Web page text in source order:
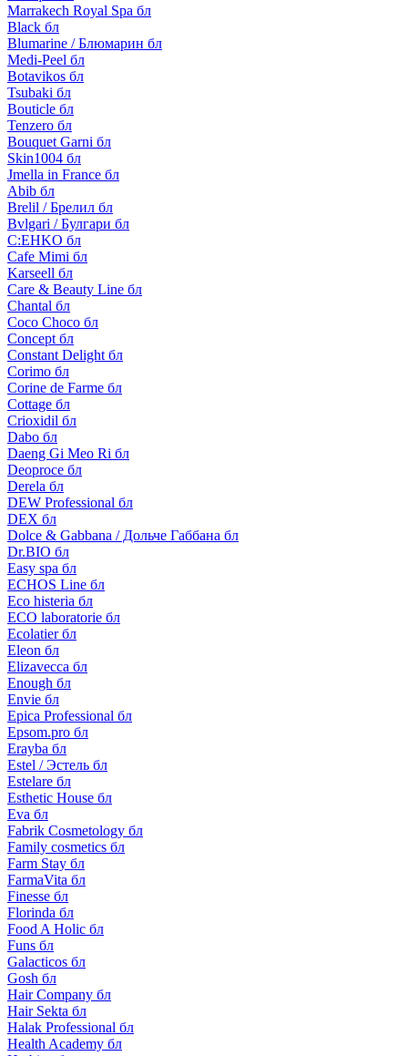
Marrakech Royal Spa бл
Black бл
Blumarine / Блюмарин бл
Medi-Peel бл
Botavikos бл
Tsubaki бл
Bouticle бл
Tenzero бл
Bouquet Garni бл
Skin1004 бл
Jmella in France бл
Abib бл
Brelil / Брелил бл
Bvlgari / Булгари бл
C:EHKO бл
Cafe Mimi бл
Karseell бл
Care & Beauty Line бл
Chantal бл
Coco Choco бл
Concept бл
Constant Delight бл
Corimo бл
Corine de Farme бл
Cottage бл
Crioxidil бл
Dabo бл
Daeng Gi Meo Ri бл
Deoproce бл
Derela бл
DEW Professional бл
DEX бл
Dolce & Gabbana / Дольче Габбана бл
Dr.BIO бл
Easy spa бл
ECHOS Line бл
Eco histeria бл
ECO laboratorie бл
Ecolatier бл
Eleon бл
Elizavecca бл
Enough бл
Envie бл
Epica Professional бл
Epsom.pro бл
Erayba бл
Estel / Эстель бл
Estelare бл
Esthetic House бл
Eva бл
Fabrik Cosmetology бл
Family cosmetics бл
Farm Stay бл
FarmaVita бл
Finesse бл
Florinda бл
Food A Holic бл
Funs бл
Galacticos бл
Gosh бл
Hair Company бл
Hair Sekta бл
Halak Professional бл
Health Academy бл